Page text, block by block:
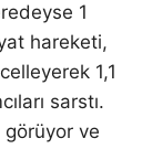
1
hareketi,
1,1
sarstı.
görüyor ve